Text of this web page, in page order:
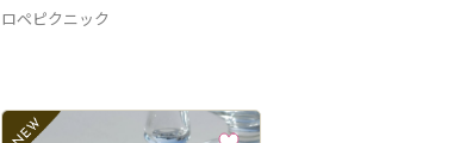
ロペピクニック